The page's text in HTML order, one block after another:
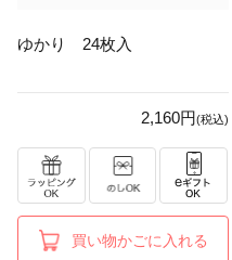
ゆかり 24枚入
2,160円(税込)
買い物かごに入れる